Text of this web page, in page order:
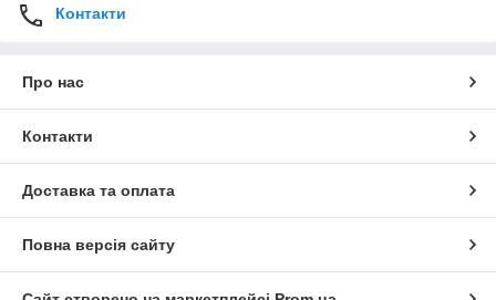
Контакти
Про нас
Контакти
Доставка та оплата
Повна версія сайту